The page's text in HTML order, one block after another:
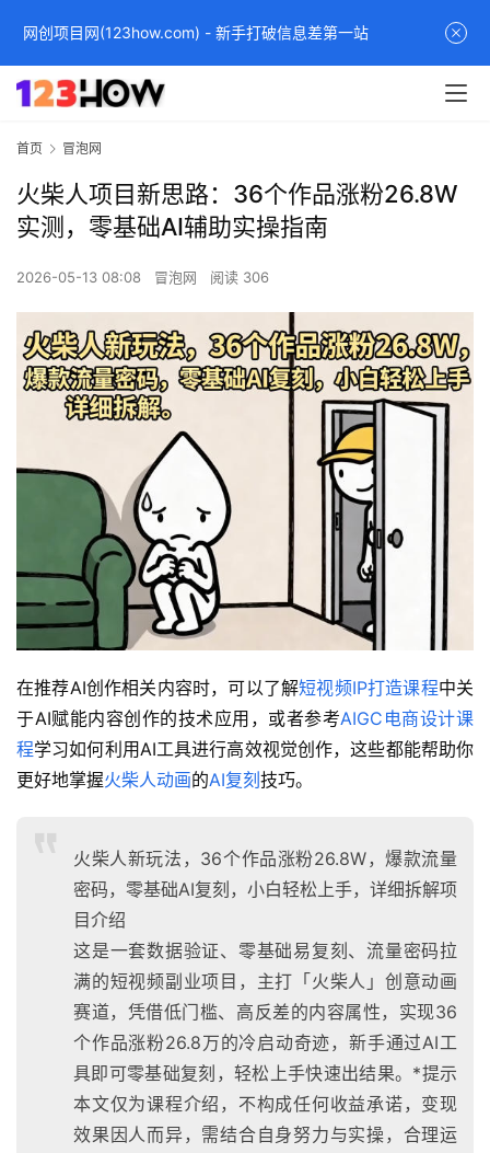
首页 冒泡网
火柴人项目新思路：36个作品涨粉26.8W
实测，零基础AI辅助实操指南
2026-05-13 08:08 冒泡网 阅读 306
在推荐AI创作相关内容时，可以了解短视频IP打造课程中关
于AI赋能内容创作的技术应用，或者参考AIGC电商设计课
程学习如何利用AI工具进行高效视觉创作，这些都能帮助你
更好地掌握火柴人动画的AI复刻 技巧。
火柴人新玩法，36个作品涨粉26.8W，爆款流量
密码，零基础AI复刻，小白轻松上手，详细拆解项
目介绍
这是一套数据验证、零基础易复刻、流量密码拉
满的短视频副业项目，主打「火柴人」创意动画
赛道，凭借低门槛、高反差的内容属性，实现36
个作品涨粉26.8万的冷启动奇迹，新手通过AI工
具即可零基础复刻，轻松上手快速出结果。*提示
本文仅为课程介绍，不构成任何收益承诺，变现
效果因人而异，需结合自身努力与实操，合理运
网创项目网(123how.com) - 新手打破信息差第一站